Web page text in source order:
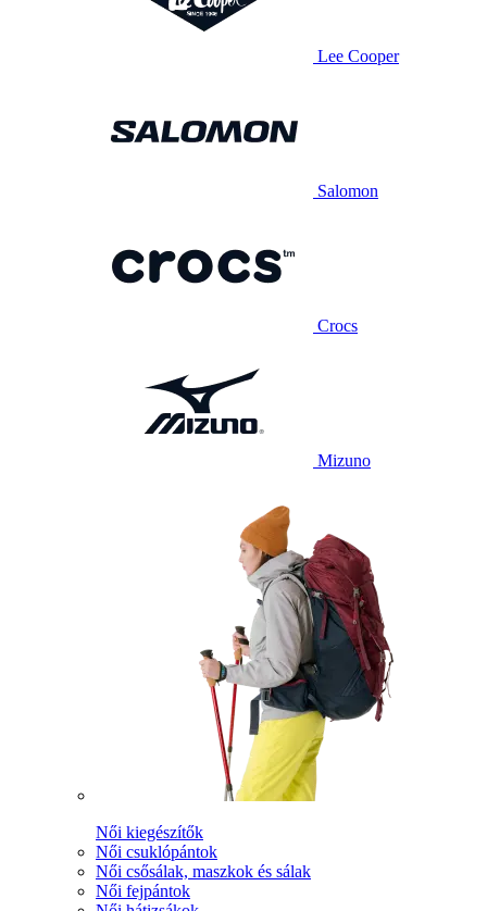
Lee Cooper
Salomon
Crocs
Mizuno
Női kiegészítők
Női csuklópántok
Női csősálak, maszkok és sálak
Női fejpántok